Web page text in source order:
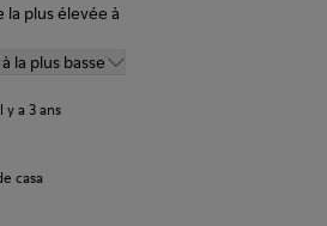
la plus élevée à
la plus basse
y a 3 ans
casa